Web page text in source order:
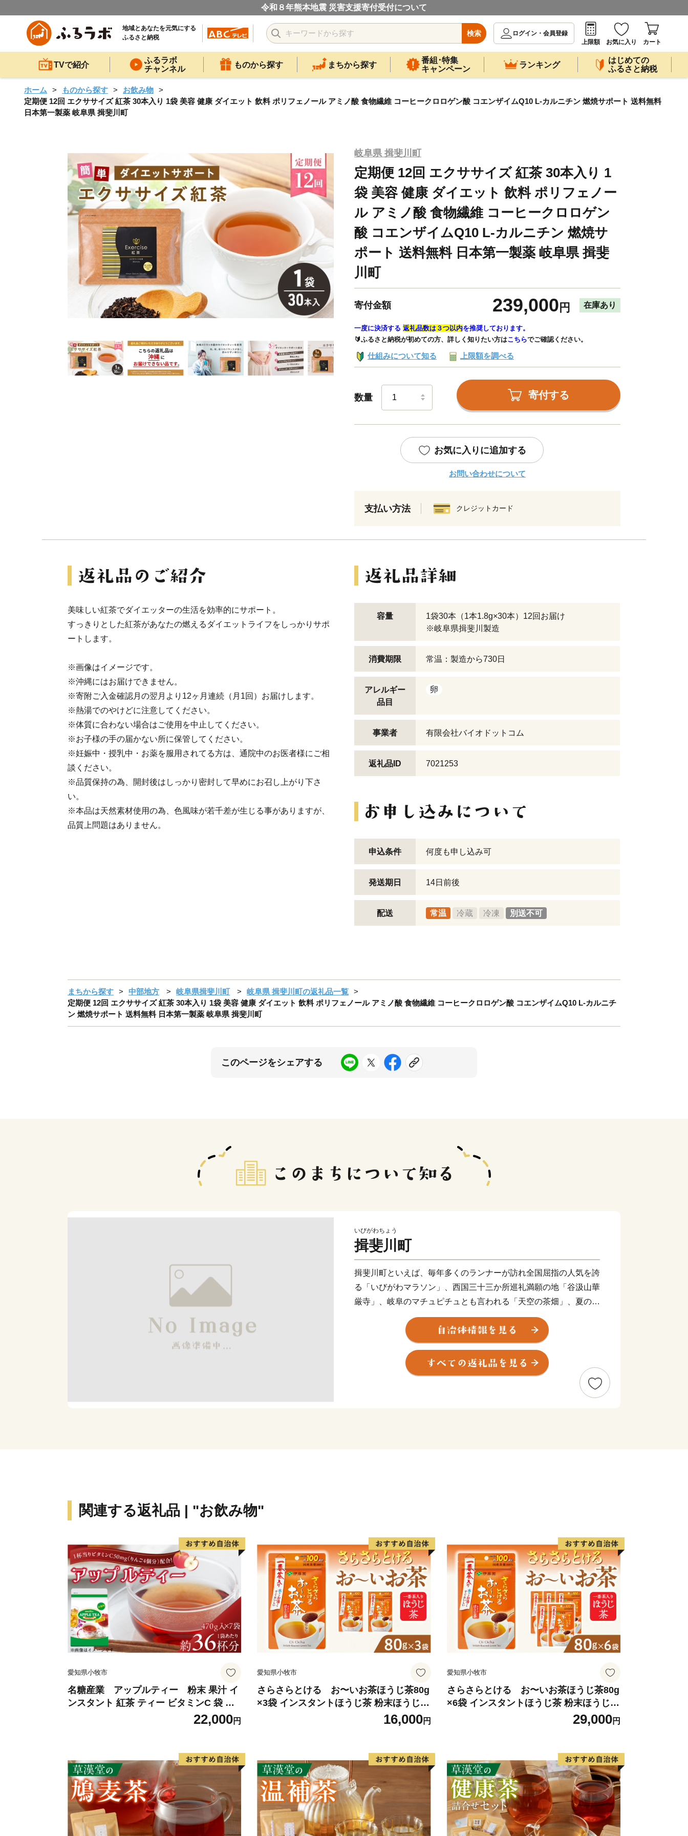
令和８年熊本地震 災害支援寄付受付について
地域とあなたを元気にする
ふるさと納税
検索
ログイン・会員登録
上限額
お気に入り カート
TVで紹介
ふるラボ
チャンネル
ものから探す まちから探す
番組･特集
キャンペーン
ランキング
はじめての
ふるさと納税
ホーム ものから探す
お飲み物
定期便 12回 エクササイズ 紅茶 30本入り 1袋 美容 健康 ダイエット 飲料 ポリフェノール アミノ酸 食物繊維 コーヒークロロゲン酸 コエンザイムQ10 L-カルニチン 燃焼サポート 送料無料
日本第一製薬 岐阜県 揖斐川町
岐阜県 揖斐川町
定期便 12回 エクササイズ 紅茶 30本入り 1
袋 美容 健康 ダイエット 飲料 ポリフェノー
ル アミノ酸 食物繊維 コーヒークロロゲン
酸 コエンザイムQ10 L-カルニチン 燃焼サ
ポート 送料無料 日本第一製薬 岐阜県 揖斐
川町
寄付金額 239,000 円 在庫あり
一度に決済する 返礼品数は３つ以内を推奨しております。
🔰ふるさと納税が初めての方、詳しく知りたい方はこちらでご確認ください。
仕組みについて知る 上限額を調べる
数量 寄付する
お気に入りに追加する
お問い合わせについて
支払い方法 クレジットカード
美味しい紅茶でダイエッターの生活を効率的にサポート。
すっきりとした紅茶があなたの燃えるダイエットライフをしっかりサポ
ートします。
※画像はイメージです。
※沖縄にはお届けできません。
※寄附ご入金確認月の翌月より12ヶ月連続（月1回）お届けします。
※熱湯でのやけどに注意してください。
※体質に合わない場合はご使用を中止してください。
※お子様の手の届かない所に保管してください。
※妊娠中・授乳中・お薬を服用されてる方は、通院中のお医者様にご相
談ください。
※品質保持の為、開封後はしっかり密封して早めにお召し上がり下さ
い。
※本品は天然素材使用の為、色風味が若千差が生じる事がありますが、
品質上問題はありません。
容量
1袋30本（1本1.8g×30本）12回お届け
※岐阜県揖斐川製造
消費期限 常温：製造から730日
アレルギー
品目
卵
事業者 有限会社バイオドットコム
返礼品ID 7021253
申込条件 何度も申し込み可
発送期日 14日前後
配送 常温 冷蔵 冷凍 別送不可
まちから探す 中部地方 岐阜県揖斐川町
岐阜県 揖斐川町の返礼品一覧
定期便 12回 エクササイズ 紅茶 30本入り 1袋 美容 健康 ダイエット 飲料 ポリフェノール アミノ酸 食物繊維 コーヒークロロゲン酸 コエンザイムQ10 L-カルニチ
ン 燃焼サポート 送料無料 日本第一製薬 岐阜県 揖斐川町
このページをシェアする
いびがわちょう
揖斐川町
揖斐川町といえば、毎年多くのランナーが訪れ全国屈指の人気を誇
る「いびがわマラソン」、西国三十三か所巡礼満願の地「谷汲山華
厳寺」、岐阜のマチュピチュとも言われる「天空の茶畑」、夏の夜
空を彩る「いびがわの祭り ありがとう花火」・・・ 広大な自然
に育まれ、歴史や文化が人々の生活に息づく町で、一人ひとりが支
え合い、知恵を出し合い、健康で幸せな暮らしを創り上げていま
す。 揖斐川町には、豊富な水や肥沃な大地の恵みを受けた、おい
しい米、茶、肉、魚、野菜など、自慢の特産品がいっぱいです。ぜ
関連する返礼品 | "お飲み物"
愛知県小牧市
名糖産業 アップルティー 粉末 果汁 イ
ンスタント 紅茶 ティー ビタミンC 袋 ロ
ングセラー 粉末飲料 粉末茶 簡単 手軽 ホ
22,000円
愛知県小牧市
さらさらとける お〜いお茶ほうじ茶80g
×3袋 インスタントほうじ茶 粉末ほうじ茶
16,000円
愛知県小牧市
さらさらとける お〜いお茶ほうじ茶80g
×6袋 インスタントほうじ茶 粉末ほうじ茶
29,000円